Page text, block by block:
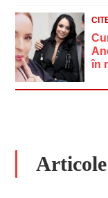
în
Articole